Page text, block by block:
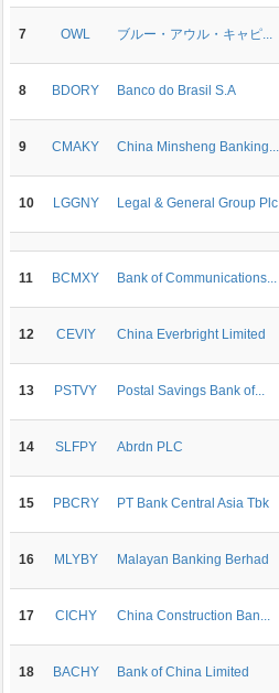
7 OWL ブルー・アウル・キャピ...
8 BDORY Banco do Brasil S.A
9 CMAKY China Minsheng Banking...
10 LGGNY Legal & General Group Plc
11 BCMXY Bank of Communications...
12 CEVIY China Everbright Limited
13 PSTVY Postal Savings Bank of...
14 SLFPY Abrdn PLC
15 PBCRY PT Bank Central Asia Tbk
16 MLYBY Malayan Banking Berhad
17 CICHY China Construction Ban...
18 BACHY Bank of China Limited